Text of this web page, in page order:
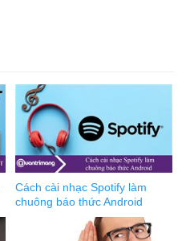
Cách cài nhạc Spotify làm
chuông báo thức Android